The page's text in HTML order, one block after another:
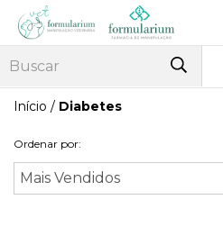
Início / Diabetes
Ordenar por: